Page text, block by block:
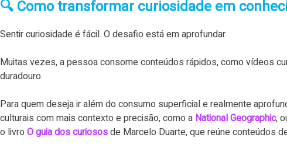
🔍 Como transformar curiosidade em
Sentir curiosidade é fácil. O desafio está em aprofundar.
Muitas vezes, a pessoa consome conteúdos rápidos, como vídeos
duradouro.
Para quem deseja ir além do consumo superficial e realmente
culturais com mais contexto e precisão, como a National Geographic,
o livro O guia dos curiososde Marcelo Duarte, que reúne conteúdos